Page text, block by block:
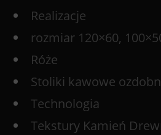
Realizacje
rozmiar 120×60,
Róże
Stoliki kawowe
Technologia
Tekstury Kamień